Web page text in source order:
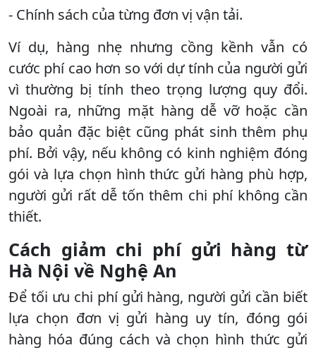
- Chính sách của từng đơn vị vận tải.
Ví dụ, hàng nhẹ nhưng cồng kềnh vẫn có
cước phí cao hơn so với dự tính của người gửi
vì thường bị tính theo trọng lượng quy đổi.
Ngoài ra, những mặt hàng dễ vỡ hoặc cần
bảo quản đặc biệt cũng phát sinh thêm phụ
phí. Bởi vậy, nếu không có kinh nghiệm đóng
gói và lựa chọn hình thức gửi hàng phù hợp,
người gửi rất dễ tốn thêm chi phí không cần
thiết.
Cách giảm chi phí gửi hàng từ
Hà Nội về Nghệ An
Để tối ưu chi phí gửi hàng, người gửi cần biết
lựa chọn đơn vị gửi hàng uy tín, đóng gói
hàng hóa đúng cách và chọn hình thức gửi